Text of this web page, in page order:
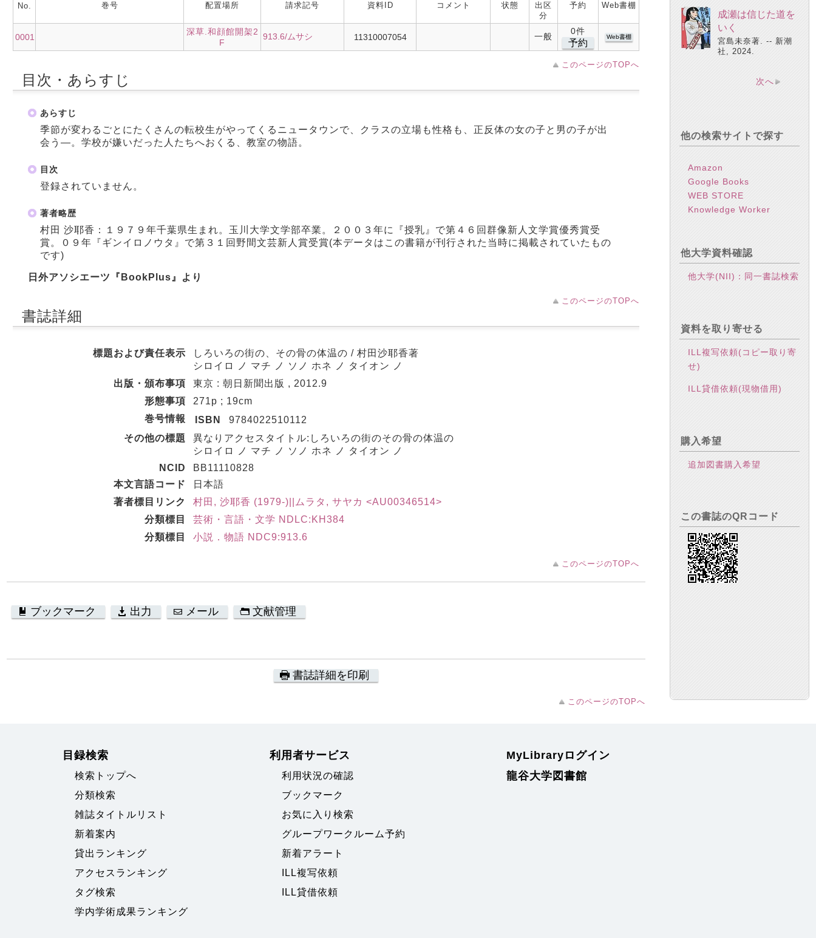
No. 巻号 配置場所 請求記号 資料ID コメント 状態
出区
分
予約 Web書棚
0001
深草.和顔館開架2
F
913.6/ムサシ 11310007054 一般
0件
予約
Web書棚
このページのTOPへ
目次・あらすじ
あらすじ
季節が変わるごとにたくさんの転校生がやってくるニュータウンで、クラスの立場も性格も、正反体の女の子と男の子が出
会う―。学校が嫌いだった人たちへおくる、教室の物語。
目次
登録されていません。
著者略歴
村田 沙耶香：１９７９年千葉県生まれ。玉川大学文学部卒業。２００３年に『授乳』で第４６回群像新人文学賞優秀賞受
賞。０９年『ギンイロノウタ』で第３１回野間文芸新人賞受賞(本データはこの書籍が刊行された当時に掲載されていたもの
です)
日外アソシエーツ『BookPlus』より
このページのTOPへ
書誌詳細
標題および責任表示
しろいろの街の、その骨の体温の / 村田沙耶香著
シロイロ ノ マチ ノ ソノ ホネ ノ タイオン ノ
出版・頒布事項
東京 : 朝日新聞出版 , 2012.9
形態事項
271p ; 19cm
巻号情報
ISBN
9784022510112
その他の標題
異なりアクセスタイトル:しろいろの街のその骨の体温の
シロイロ ノ マチ ノ ソノ ホネ ノ タイオン ノ
NCID
BB11110828
本文言語コード
日本語
著者標目リンク
村田, 沙耶香 (1979-)||ムラタ, サヤカ <AU00346514>
分類標目
芸術・言語・文学 NDLC:KH384
分類標目
小説．物語 NDC9:913.6
このページのTOPへ
ブックマーク 出力 メール 文献管理
書誌詳細を印刷
このページのTOPへ
成瀬は信じた道を
いく
宮島未奈著. -- 新潮
社, 2024.
次へ
他の検索サイトで探す
Amazon
Google Books
WEB STORE
Knowledge Worker
他大学資料確認
他大学(NII)：同一書誌検索
資料を取り寄せる
ILL複写依頼(コピー取り寄
せ)
ILL貸借依頼(現物借用)
購入希望
追加図書購入希望
この書誌のQRコード
目録検索
検索トップへ
分類検索
雑誌タイトルリスト
新着案内
貸出ランキング
アクセスランキング
タグ検索
学内学術成果ランキング
利用者サービス
利用状況の確認
ブックマーク
お気に入り検索
グループワークルーム予約
新着アラート
ILL複写依頼
ILL貸借依頼
MyLibraryログイン
龍谷大学図書館